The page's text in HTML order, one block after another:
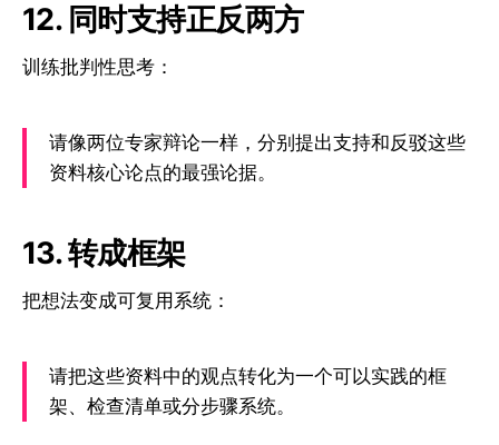
12. 同时支持正反两方
训练批判性思考：
请像两位专家辩论一样，分别提出支持和反驳这些
资料核心论点的最强论据。
13. 转成框架
把想法变成可复用系统：
请把这些资料中的观点转化为一个可以实践的框
架、检查清单或分步骤系统。